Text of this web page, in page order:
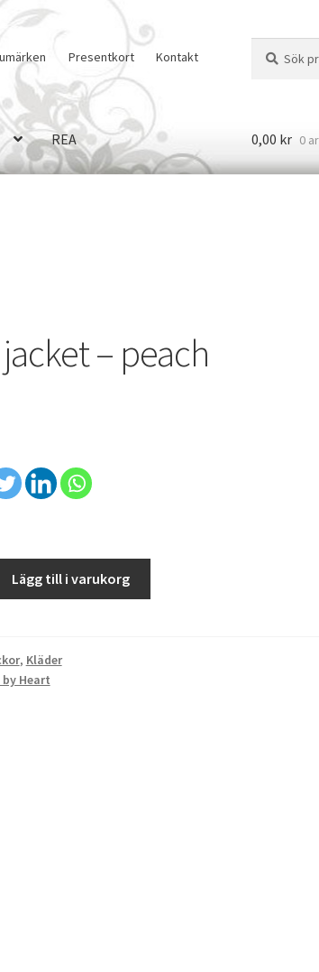
Presentkort Kontakt
efter:
REA 0,00 kr 0
– peach
Lägg till i varukorg
, Kläder
by Heart